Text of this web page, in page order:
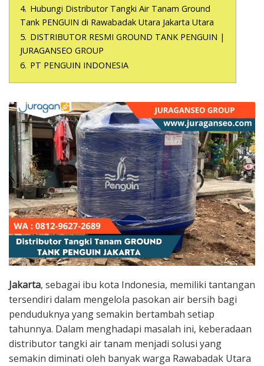
4. Hubungi Distributor Tangki Air Tanam Ground
Tank PENGUIN di Rawabadak Utara Jakarta Utara
5. DISTRIBUTOR RESMI GROUND TANK PENGUIN |
JURAGANSEO GROUP
6. PT PENGUIN INDONESIA
Jakarta, sebagai ibu kota Indonesia, memiliki tantangan
tersendiri dalam mengelola pasokan air bersih bagi
penduduknya yang semakin bertambah setiap
tahunnya. Dalam menghadapi masalah ini, keberadaan
distributor tangki air tanam menjadi solusi yang
semakin diminati oleh banyak warga Rawabadak Utara